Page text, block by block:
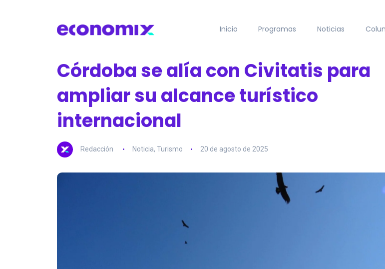
Inicio Programas Noticias
Córdoba se alía con Civitatis para
ampliar su alcance turístico
internacional
Redacción Noticia, Turismo 20 de agosto de 2025